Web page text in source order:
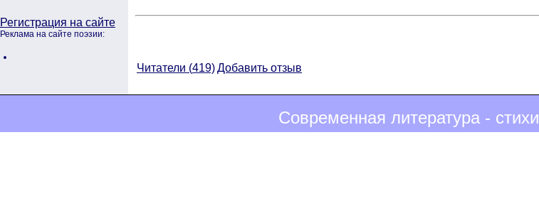
Регистрация на сайте
Реклама на сайте поэзии:
Читатели (419)Добавить отзыв
Современная литература - стихи